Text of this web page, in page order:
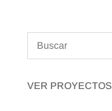
VER PROYECTOS